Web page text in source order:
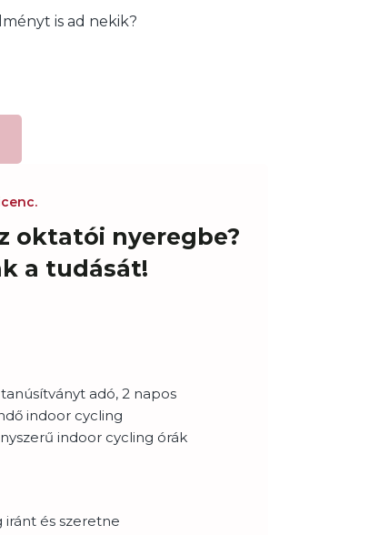
is ad nekik?
oktatói nyeregbe?
a tudását!
adó, 2 napos
indoor cycling
indoor cycling órák
és szeretne